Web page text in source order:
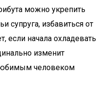
можно укрепить
супруга, избавиться от
если начала охладевать
изменит
человеком